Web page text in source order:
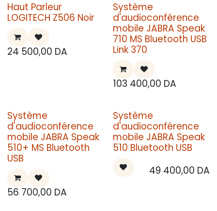
Haut Parleur
LOGITECH Z506 Noir
24 500,00 DA
Système
d'audioconférence
mobile JABRA Speak
710 MS Bluetooth USB
Link 370
103 400,00 DA
Système
d'audioconférence
mobile JABRA Speak
510+ MS Bluetooth
USB
56 700,00 DA
Système
d'audioconférence
mobile JABRA Speak
510 Bluetooth USB
49 400,00 DA